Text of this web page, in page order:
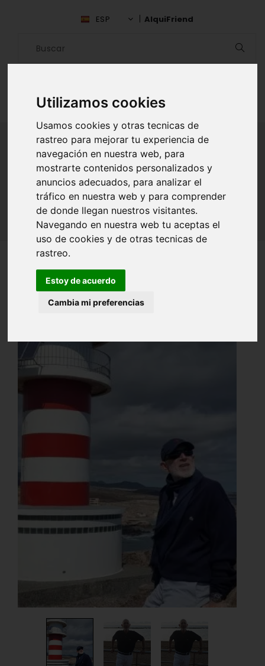
Utilizamos cookies
Usamos cookies y otras tecnicas de
rastreo para mejorar tu experiencia de
navegación en nuestra web, para
mostrarte contenidos personalizados y
anuncios adecuados, para analizar el
tráfico en nuestra web y para comprender
de donde llegan nuestros visitantes.
Navegando en nuestra web tu aceptas el
uso de cookies y de otras tecnicas de
rastreo.
Estoy de acuerdo
Cambia mi preferencias
ESP AlquiFriend
ALQUILAR AMIGO
Inicio Amigos Las Palmas Javier Curieses